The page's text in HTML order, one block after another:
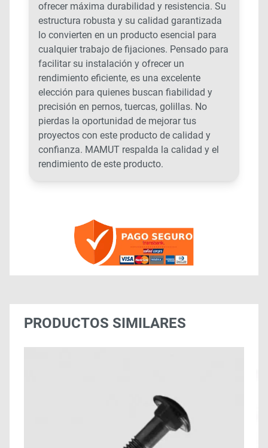
ofrecer máxima durabilidad y resistencia. Su
estructura robusta y su calidad garantizada
lo convierten en un producto esencial para
cualquier trabajo de fijaciones. Pensado para
facilitar su instalación y ofrecer un
rendimiento eficiente, es una excelente
elección para quienes buscan fiabilidad y
precisión en pernos, tuercas, golillas. No
pierdas la oportunidad de mejorar tus
proyectos con este producto de calidad y
confianza. MAMUT respalda la calidad y el
rendimiento de este producto.
PRODUCTOS SIMILARES